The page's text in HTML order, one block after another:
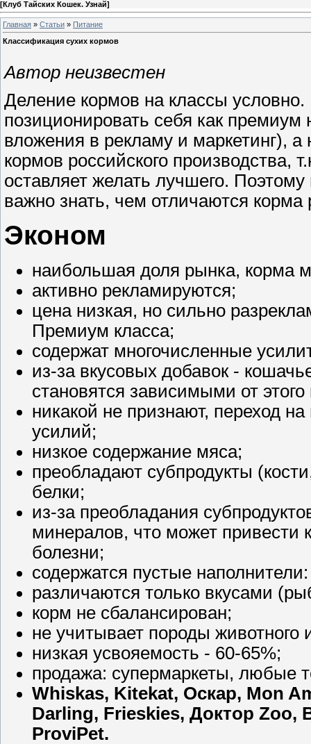
[Клуб Тайских Кошек. Узнай]
Главная » Статьи » Питание
Классификация сухих кормов
Автор неизвестен
Деление кормов на классы условно.
позиционировать себя как
вложения в рекламу и маркетинг), а
кормов российского производства,
оставляет желать лучшего.
важно знать, чем отличаются корма
Эконом
наибольшая доля рынка, корма
активно рекламируются;
цена низкая, но сильно
Премиум класса;
содержат многочисленные
из-за вкусовых добавок -
становятся зависимыми от
никакой не признают, переход
усилий;
низкое содержание мяса;
преобладают субпродукты
белки;
из-за преобладания
минералов, что может привести
болезни;
содержатся пустые
различаются только вкусами
корм не сбалансирован;
не учитывает породы животного
низкая усвояемость - 60-65%;
продажа: супермаркеты, любые
Whiskas, Kitekat, Оскар, Mon
Darling, Frieskies, Доктор Zoo,
ProviPet.